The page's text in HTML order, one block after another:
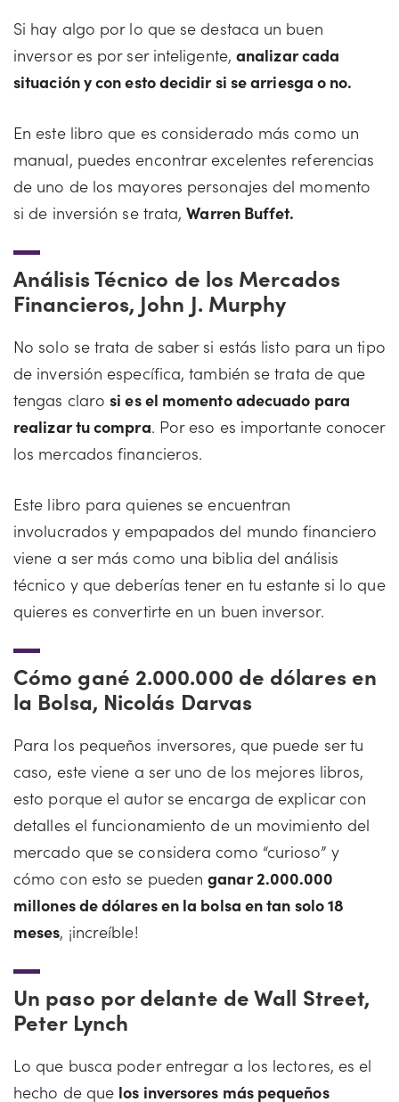
Si hay algo por lo que se destaca un buen
inversor es por ser inteligente, analizar cada
situación y con esto decidir si se arriesga o no.
En este libro que es considerado más como un
manual, puedes encontrar excelentes referencias
de uno de los mayores personajes del momento
si de inversión se trata,Warren Buffet.
Análisis Técnico de los Mercados
Financieros, John J. Murphy
No solo se trata de saber si estás listo para un tipo
de inversión específica, también se trata de que
tengas clarosi es el momento adecuado para
realizar tu compra. Por eso es importante conocer
los mercados financieros.
Este libro para quienes se encuentran
involucrados y empapados del mundo financiero
viene a ser más como una biblia del análisis
técnico y que deberías tener en tu estante si lo que
quieres es convertirte en un buen inversor.
Cómo gané 2.000.000 de dólares en
la Bolsa, Nicolás Darvas
Para los pequeños inversores, que puede ser tu
caso, este viene a ser uno de los mejores libros,
esto porque el autor se encarga de explicar con
detalles el funcionamiento de un movimiento del
mercado que se considera como “curioso” y
cómo con esto se puedenganar 2.000.000
millones de dólares en la bolsa en tan solo 18
meses, ¡increíble!
Un paso por delante de Wall Street,
Peter Lynch
Lo que busca poder entregar a los lectores, es el
hecho de que los inversores más pequeños